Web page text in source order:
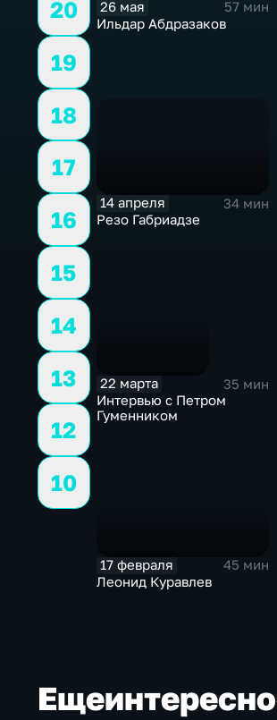
ВКонтакте https://vk.ru/
20
19
18
17
16
15
14
13
12
10
26 мая
57 мин
Ильдар Абдразаков
14 апреля
34 мин
Резо Габриадзе
22 марта
35 мин
Интервью с Петром
Гуменником
17 февраля
45 мин
Леонид Куравлев
Еще